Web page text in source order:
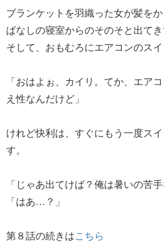
ブランケットを羽織った女が髪を
ぱなしの寝室からのそのそと出てき
そして、おもむろにエアコンのスイ
「おはよぉ、カイリ。てか、エア
え性なんだけど」
けれど快利は、すぐにもう一度ス
す。
「じゃあ出てけば？俺は暑いの苦手
「はあ…？」
第８話の続きはこちら